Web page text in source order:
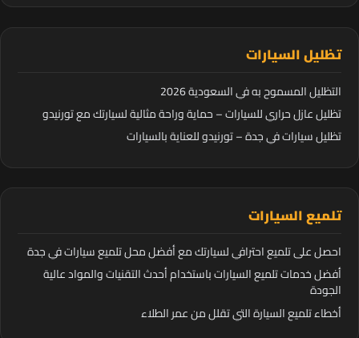
تظليل السيارات
التظليل المسموح به في السعودية 2026
تظليل عازل حراري للسيارات – حماية وراحة مثالية لسيارتك مع تورنيدو
تظليل سيارات في جدة – تورنيدو للعناية بالسيارات
تلميع السيارات
احصل على تلميع احترافي لسيارتك مع أفضل محل تلميع سيارات في جدة
أفضل خدمات تلميع السيارات باستخدام أحدث التقنيات والمواد عالية
الجودة
أخطاء تلميع السيارة التي تقلل من عمر الطلاء